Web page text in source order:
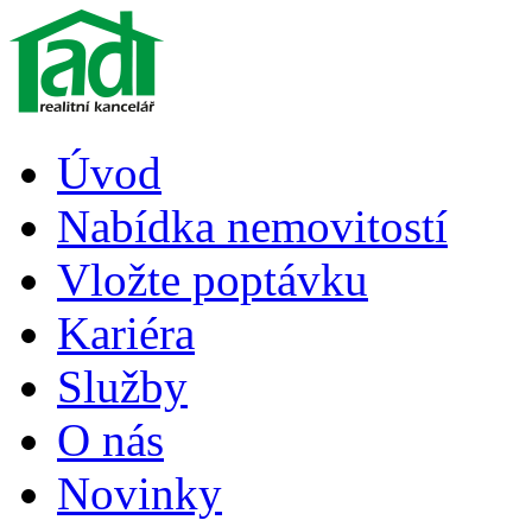
Úvod
Nabídka nemovitostí
Vložte poptávku
Kariéra
Služby
O nás
Novinky